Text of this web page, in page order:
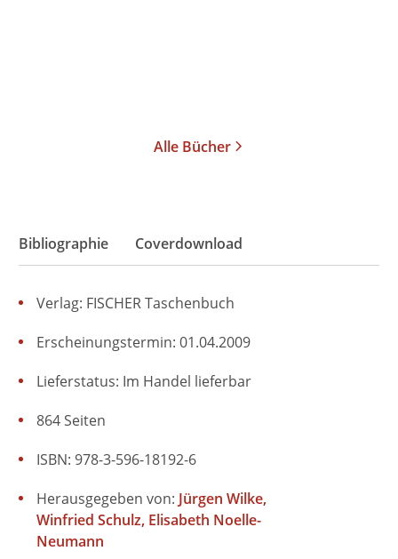
Alle Bücher
Bibliographie Coverdownload
Verlag: FISCHER Taschenbuch
Erscheinungstermin: 01.04.2009
Lieferstatus: Im Handel lieferbar
ISBN: 978-3-596-18192-6
864 Seiten
Herausgegeben von: Jürgen Wilke
Winfried Schulz Elisabeth Noelle-
Neumann